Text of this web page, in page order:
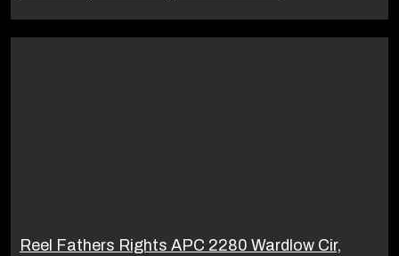
Reel Fathers Rights APC 2280 Wardlow Cir,